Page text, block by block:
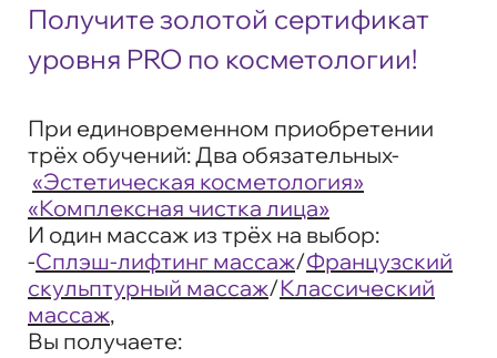
Получите золотой сертификат
уровня PRO по косметологии!
При единовременном приобретении
трёх обучений: Два обязательных-
«Эстетическая косметология»
«Комплексная чистка лица»
И один массаж из трёх на выбор:
-Сплэш-лифтинг массаж/Французский
скульптурный массаж/Классический
массаж,
Вы получаете: